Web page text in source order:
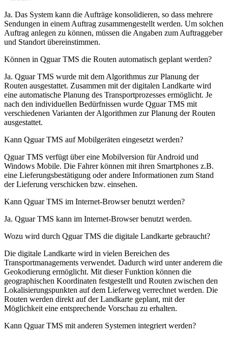
Ja. Das System kann die Aufträge konsolidieren, so dass mehrere
Sendungen in einem Auftrag zusammengestellt werden. Um solchen
Auftrag anlegen zu können, müssen die Angaben zum Auftraggeber
und Standort übereinstimmen.
Können in Qguar TMS die Routen automatisch geplant werden?
Ja. Qguar TMS wurde mit dem Algorithmus zur Planung der
Routen ausgestattet. Zusammen mit der digitalen Landkarte wird
eine automatische Planung des Transportprozesses ermöglicht. Je
nach den individuellen Bedürfnissen wurde Qguar TMS mit
verschiedenen Varianten der Algorithmen zur Planung der Routen
ausgestattet.
Kann Qguar TMS auf Mobilgeräten eingesetzt werden?
Qguar TMS verfügt über eine Mobilversion für Android und
Windows Mobile. Die Fahrer können mit ihren Smartphones z.B.
eine Lieferungsbestätigung oder andere Informationen zum Stand
der Lieferung verschicken bzw. einsehen.
Kann Qguar TMS im Internet-Browser benutzt werden?
Ja. Qguar TMS kann im Internet-Browser benutzt werden.
Wozu wird durch Qguar TMS die digitale Landkarte gebraucht?
Die digitale Landkarte wird in vielen Bereichen des
Transportmanagements verwendet. Dadurch wird unter anderem die
Geokodierung ermöglicht. Mit dieser Funktion können die
geographischen Koordinaten festgestellt und Routen zwischen den
Lokalisierungspunkten auf dem Lieferweg verrechnet werden. Die
Routen werden direkt auf der Landkarte geplant, mit der
Möglichkeit eine entsprechende Vorschau zu erhalten.
Kann Qguar TMS mit anderen Systemen integriert werden?